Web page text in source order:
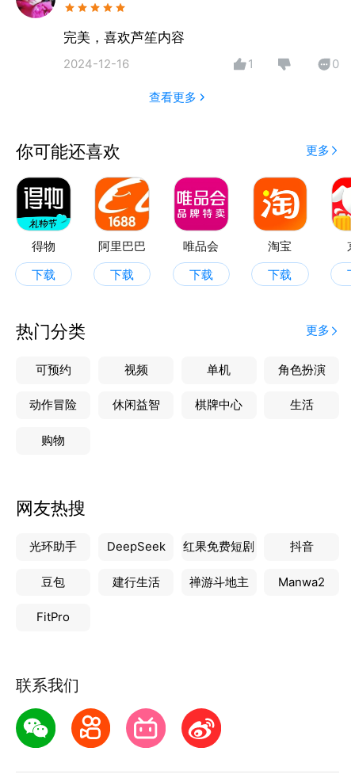
完美，喜欢芦笙内容
2024-12-16 1 0
查看更多
你可能还喜欢 更多
得物
下载
阿里巴巴
下载
唯品会
下载
淘宝
下载
热门分类 更多
可预约 视频 单机 角色扮演
动作冒险 休闲益智 棋牌中心 生活
购物
网友热搜
光环助手 DeepSeek 红果免费短剧 抖音
豆包 建行生活 禅游斗地主 Manwa2
FitPro
联系我们